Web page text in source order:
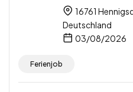
16761
Deutschland
03/08/2026
Ferienjob